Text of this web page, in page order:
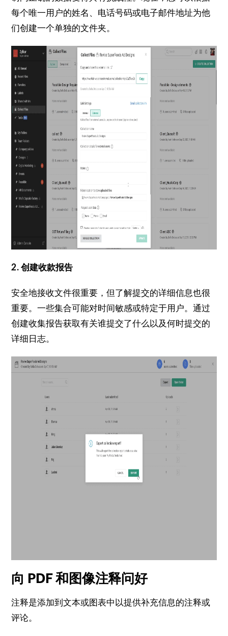
每个唯一用户的姓名、电话号码或电子邮件地址为他
们创建一个单独的文件夹。
2. 创建收款报告
安全地接收文件很重要，但了解提交的详细信息也很
重要。一些集合可能对时间敏感或特定于用户。通过
创建收集报告获取有关谁提交了什么以及何时提交的
详细日志。
向 PDF 和图像注释问好
注释是添加到文本或图表中以提供补充信息的注释或
评论。